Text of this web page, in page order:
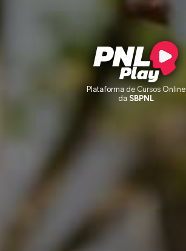
Plataforma de Cursos Online
da SBPNL